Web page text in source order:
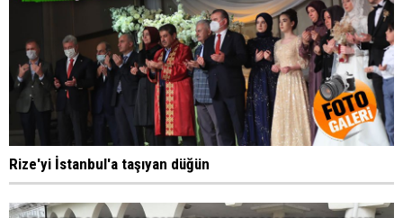
Rize'yi İstanbul'a taşıyan düğün